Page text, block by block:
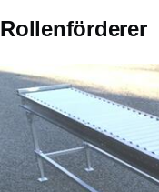
Rollenförderer
Bild